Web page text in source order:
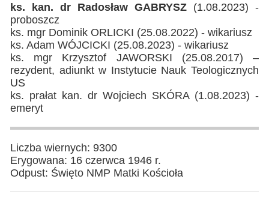
ks. kan. dr Radosław GABRYSZ(1.08.2023) -
proboszcz
ks. mgr Dominik ORLICKI (25.08.2022) - wikariusz
ks. Adam WÓJCICKI (25.08.2023) - wikariusz
ks. mgr Krzysztof JAWORSKI (25.08.2017) –
rezydent, adiunkt w Instytucie Nauk Teologicznych
US
ks. prałat kan. dr Wojciech SKÓRA (1.08.2023) -
emeryt
Liczba wiernych: 9300
Erygowana: 16 czerwca 1946 r.
Odpust: Święto NMP Matki Kościoła